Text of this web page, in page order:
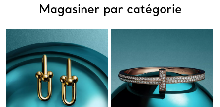
Magasiner par catégorie